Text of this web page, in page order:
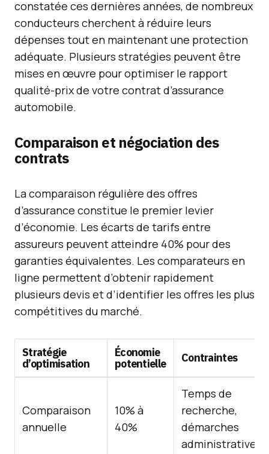
constatée ces dernières années, de nombreux
conducteurs cherchent à réduire leurs
dépenses tout en maintenant une protection
adéquate. Plusieurs stratégies peuvent être
mises en œuvre pour optimiser le rapport
qualité-prix de votre contrat d’assurance
automobile.
Comparaison et négociation des
contrats
La comparaison régulière des offres
d’assurance constitue le premier levier
d’économie. Les écarts de tarifs entre
assureurs peuvent atteindre 40% pour des
garanties équivalentes. Les comparateurs en
ligne permettent d’obtenir rapidement
plusieurs devis et d’identifier les offres les plus
compétitives du marché.
Stratégie
d’optimisation
Économie
potentielle
Contraintes
Comparaison
annuelle
10% à
40%
Temps de
recherche,
démarches
administratives